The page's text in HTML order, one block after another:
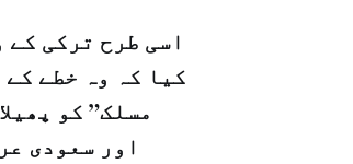
اسی طرح ترکی
کیا کہ وہ خطے
مسلک” کو
اور سعودی